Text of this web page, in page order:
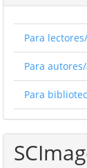
Para
Para
Para